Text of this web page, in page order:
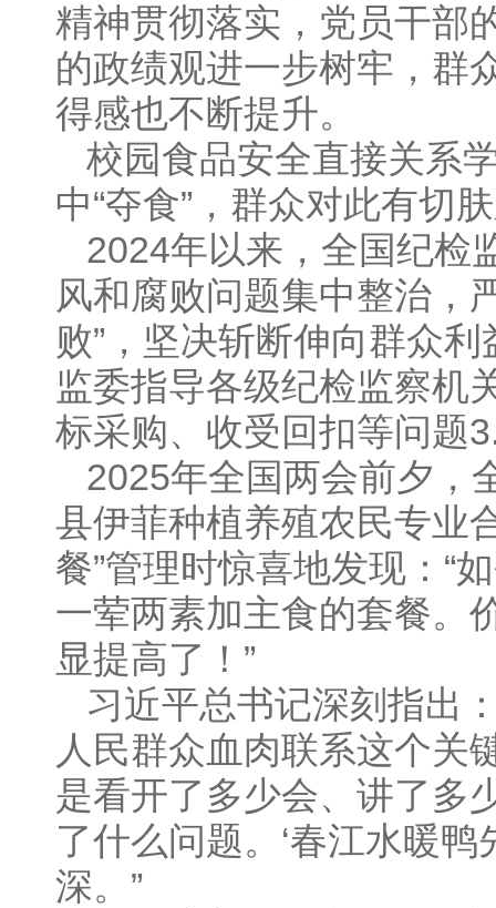
精神贯彻落实，党员干部
的政绩观进一步树牢，群
得感也不断提升。
校园食品安全直接关系
中“夺食”，群众对此有切
2024年以来，全国纪检
风和腐败问题集中整治，
败”，坚决斩断伸向群众
监委指导各级纪检监察机
标采购、收受回扣等问题
2025年全国两会前夕，
县伊菲种植养殖农民专业
餐”管理时惊喜地发现：“
一荤两素加主食的套餐。
显提高了！”
习近平总书记深刻指出
人民群众血肉联系这个关
是看开了多少会、讲了多
了什么问题。‘春江水暖
深。”